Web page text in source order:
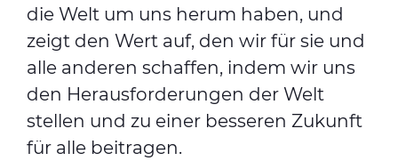
die Welt um uns herum haben, und
zeigt den Wert auf, den wir für sie und
alle anderen schaffen, indem wir uns
den Herausforderungen der Welt
stellen und zu einer besseren Zukunft
für alle beitragen.